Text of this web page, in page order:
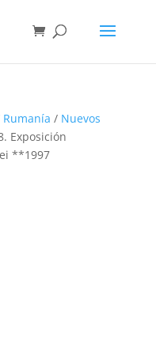
Rumanía / Nuevos
Exposición
**1997